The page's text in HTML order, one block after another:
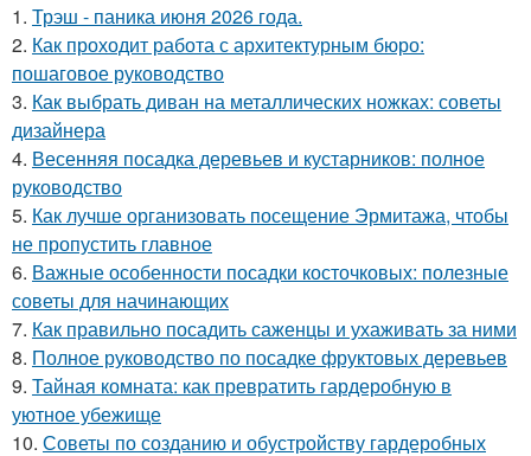
1. Трэш - паника июня 2026 года.
2. Как проходит работа с архитектурным бюро:
пошаговое руководство
3. Как выбрать диван на металлических ножках: советы
дизайнера
4. Весенняя посадка деревьев и кустарников: полное
руководство
5. Как лучше организовать посещение Эрмитажа, чтобы
не пропустить главное
6. Важные особенности посадки косточковых: полезные
советы для начинающих
7. Как правильно посадить саженцы и ухаживать за ними
8. Полное руководство по посадке фруктовых деревьев
9. Тайная комната: как превратить гардеробную в
уютное убежище
10. Советы по созданию и обустройству гардеробных